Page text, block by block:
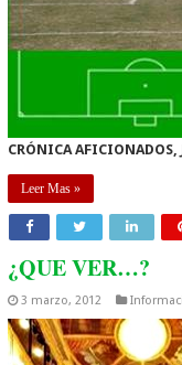
CRÓNICA AFICIONADOS,
Leer Mas »
¿QUE VER…?
3 marzo, 2012